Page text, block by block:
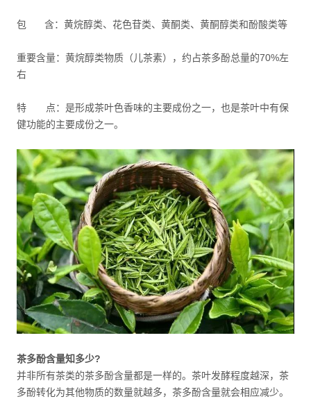
包 含：黄烷醇类、花色苷类、黄酮类、黄酮醇类和酚酸类等
重要含量：黄烷醇类物质（儿茶素），约占茶多酚总量的70%左
右
特 点：是形成茶叶色香味的主要成份之一，也是茶叶中有保
健功能的主要成份之一。
茶多酚含量知多少?
并非所有茶类的茶多酚含量都是一样的。茶叶发酵程度越深，茶
多酚转化为其他物质的数量就越多，茶多酚含量就会相应减少。